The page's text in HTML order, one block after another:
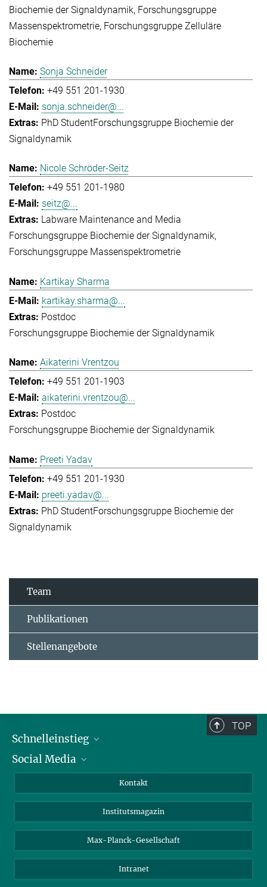
Biochemie der Signaldynamik Forschungsgruppe
Massenspektrometrie Forschungsgruppe Zelluläre
Biochemie
Sonja Schneider
+49 551 201-1930
sonja.schneider@...
PhD StudentForschungsgruppe Biochemie der
Signaldynamik
Nicole Schröder-Seitz
+49 551 201-1980
seitz@...
Labware Maintenance and Media
Forschungsgruppe Biochemie der Signaldynamik
Forschungsgruppe Massenspektrometrie
Kartikay Sharma
kartikay.sharma@...
Postdoc
Forschungsgruppe Biochemie der Signaldynamik
Aikaterini Vrentzou
+49 551 201-1903
aikaterini.vrentzou@...
Postdoc
Forschungsgruppe Biochemie der Signaldynamik
Preeti Yadav
+49 551 201-1930
preeti.yadav@...
PhD StudentForschungsgruppe Biochemie der
Signaldynamik
Team
Publikationen
Stellenangebote
TOP
Schnelleinstieg
Alumni
Schulen
Studierende
Social Media
Facebook
YouTube
Kontakt
Institutsmagazin
Max-Planck-Gesellschaft
Intranet